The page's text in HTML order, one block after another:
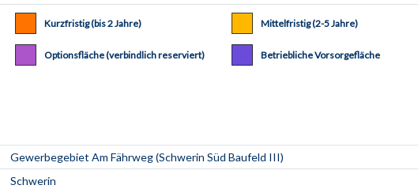
Kurzfristig (bis 2 Jahre) Mittelfristig (2-5 Jahre)
Optionsfläche (verbindlich reserviert) Betriebliche Vorsorgefläche